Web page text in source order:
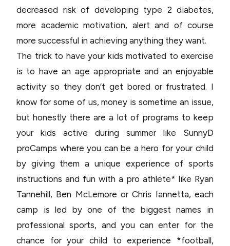
decreased risk of developing type 2 diabetes,
more academic motivation, alert and of course
more successful in achieving anything they want.
The trick to have your kids motivated to exercise
is to have an age appropriate and an enjoyable
activity so they don’t get bored or frustrated. I
know for some of us, money is sometime an issue,
but honestly there are a lot of programs to keep
your kids active during summer like SunnyD
proCamps where you can be a hero for your child
by giving them a unique experience of sports
instructions and fun with a pro athlete* like Ryan
Tannehill, Ben McLemore or Chris Iannetta, each
camp is led by one of the biggest names in
professional sports, and you can enter for the
chance for your child to experience *football,